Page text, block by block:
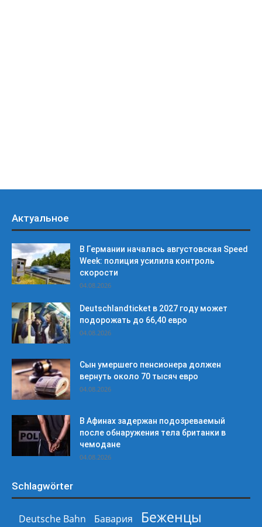
Актуальное
В Германии началась августовская Speed
Week: полиция усилила контроль
скорости
04.08.2026
Deutschlandticket в 2027 году может
подорожать до 66,40 евро
04.08.2026
Сын умершего пенсионера должен
вернуть около 70 тысяч евро
04.08.2026
В Афинах задержан подозреваемый
после обнаружения тела британки в
чемодане
04.08.2026
Schlagwörter
Deutsche Bahn Бавария
Беженцы